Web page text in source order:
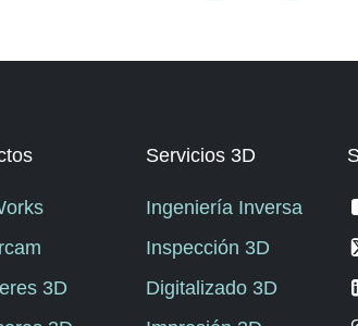
3D
Servicios 3D
Ingeniería Inversa
Inspección 3D
Digitalizado 3D